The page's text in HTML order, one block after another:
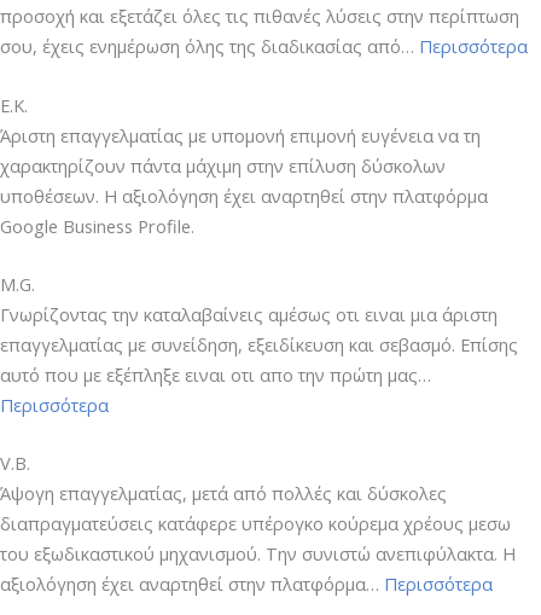
προσοχή και εξετάζει όλες τις πιθανές λύσεις στην περίπτωση
σου, έχεις ενημέρωση όλης της διαδικασίας από… Περισσότερα
E.K.
Άριστη επαγγελματίας με υπομονή επιμονή ευγένεια να τη
χαρακτηρίζουν πάντα μάχιμη στην επίλυση δύσκολων
υποθέσεων. Η αξιολόγηση έχει αναρτηθεί στην πλατφόρμα
Google Business Profile.
M.G.
Γνωρίζοντας την καταλαβαίνεις αμέσως οτι ειναι μια άριστη
επαγγελματίας με συνείδηση, εξειδίκευση και σεβασμό. Επίσης
αυτό που με εξέπληξε ειναι οτι απο την πρώτη μας…
Περισσότερα“M.G.”
V.B.
Άψογη επαγγελματίας, μετά από πολλές και δύσκολες
διαπραγματεύσεις κατάφερε υπέρογκο κούρεμα χρέους μεσω
του εξωδικαστικού μηχανισμού. Την συνιστώ ανεπιφύλακτα. Η
αξιολόγηση έχει αναρτηθεί στην πλατφόρμα… Περισσότερα“V.B.”